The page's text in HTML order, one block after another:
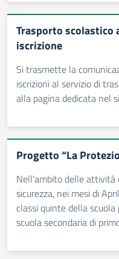
Trasporto scolastico
iscrizione
Si trasmette la
iscrizioni al servizio di
alla pagina dedicata nel
Progetto “La
Nell’ambito delle
sicurezza, nei mesi di
classi quinte della
scuola secondaria di